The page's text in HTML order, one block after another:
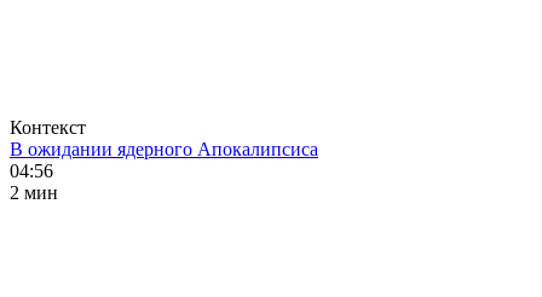
Контекст
В ожидании ядерного Апокалипсиса
04:56
2 мин